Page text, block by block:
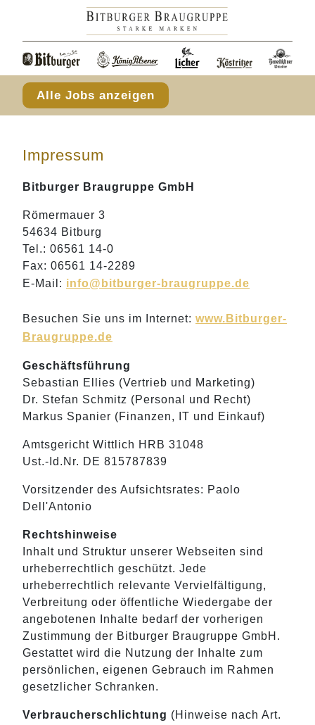
Alle Jobs anzeigen
Impressum
Bitburger Braugruppe GmbH
Römermauer 3
54634 Bitburg
Tel.: 06561 14-0
Fax: 06561 14-2289
E-Mail: info@ bitburger-braugruppe.de
Besuchen Sie uns im Internet: www.Bitburger-
Braugruppe.de
Geschäftsführung
Sebastian Ellies (Vertrieb und Marketing)
Dr. Stefan Schmitz (Personal und Recht)
Markus Spanier (Finanzen, IT und Einkauf)
Amtsgericht Wittlich HRB 31048
Ust.-Id.Nr. DE 815787839
Vorsitzender des Aufsichtsrates: Paolo
Dell'Antonio
Rechtshinweise
Inhalt und Struktur unserer Webseiten sind
urheberrechtlich geschützt. Jede
urheberrechtlich relevante Vervielfältigung,
Verbreitung oder öffentliche Wiedergabe der
angebotenen Inhalte bedarf der vorherigen
Zustimmung der Bitburger Braugruppe GmbH.
Gestattet wird die Nutzung der Inhalte zum
persönlichen, eigenen Gebrauch im Rahmen
gesetzlicher Schranken.
Verbraucherschlichtung (Hinweise nach Art.